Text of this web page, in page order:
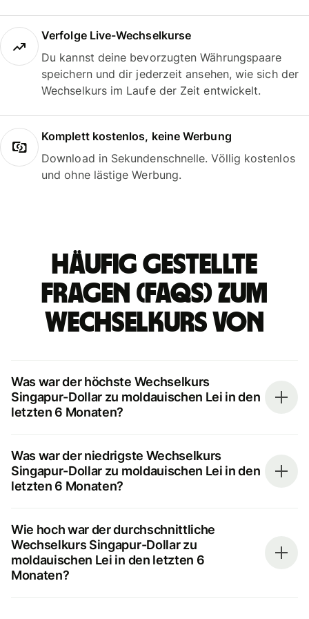
Verfolge Live-Wechselkurse
Du kannst deine bevorzugten Währungspaare
speichern und dir jederzeit ansehen, wie sich der
Wechselkurs im Laufe der Zeit entwickelt.
Komplett kostenlos, keine Werbung
Download in Sekundenschnelle. Völlig kostenlos
und ohne lästige Werbung.
Häufig gestellte
Fragen (FAQs) zum
Wechselkurs von
Was war der höchste Wechselkurs
Singapur-Dollar zu moldauischen Lei in den
letzten 6 Monaten?
Was war der niedrigste Wechselkurs
Singapur-Dollar zu moldauischen Lei in den
letzten 6 Monaten?
Wie hoch war der durchschnittliche
Wechselkurs Singapur-Dollar zu
moldauischen Lei in den letzten 6
Monaten?